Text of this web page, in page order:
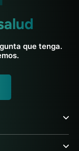
que tenga.